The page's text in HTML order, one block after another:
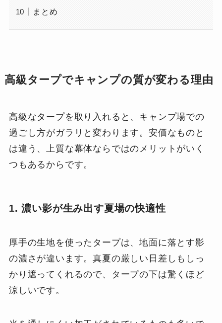
まとめ
高級タープでキャンプの質が変わる理由
高級なタープを取り入れると、キャンプ場での
過ごし方がガラリと変わります。安価なものと
は違う、上質な幕体ならではのメリットがいく
つもあるからです。
1. 濃い影が生み出す夏場の快適性
厚手の生地を使ったタープは、地面に落とす影
の濃さが違います。真夏の厳しい日差しもしっ
かり遮ってくれるので、タープの下は驚くほど
涼しいです。